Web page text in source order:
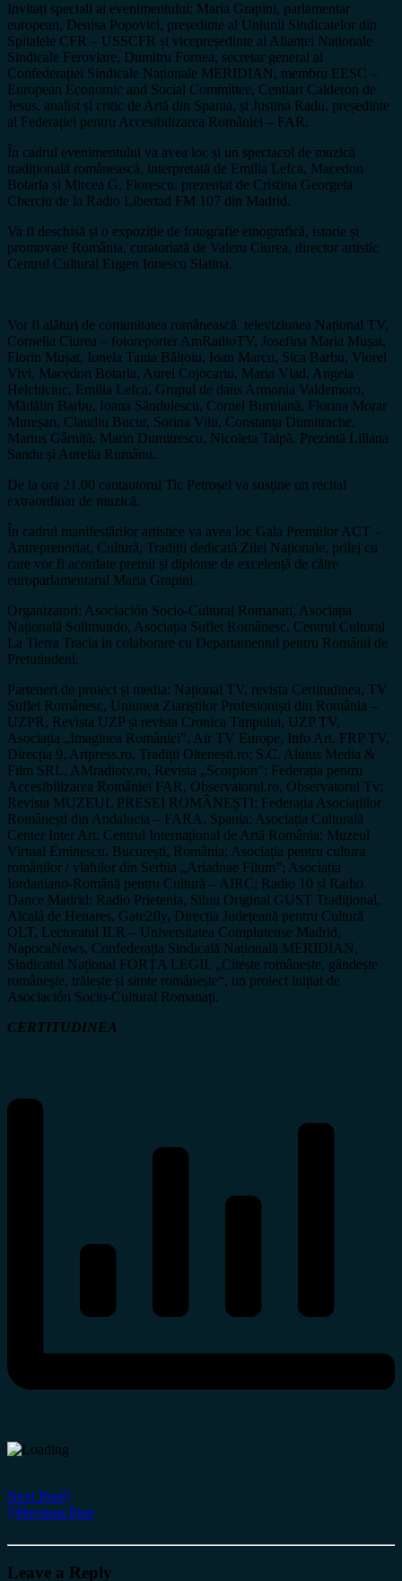
Invitați speciali ai evenimentului: Maria Grapini, parlamentar
european, Denisa Popovici, președinte al Uniunii Sindicatelor din
Spitalele CFR – USSCFR și vicepreședinte al Alianței Naționale
Sindicale Feroviare, Dumitru Fornea, secretar general al
Confederației Sindicale Naționale MERIDIAN, membru EESC –
European Economic and Social Committee, Centiart Calderon de
Jesus, analist și critic de Artă din Spania, și Justina Radu, președinte
al Federației pentru Accesibilizarea României – FAR.
În cadrul evenimentului va avea loc și un spectacol de muzică
tradițională românească, interpretată de Emilia Lefca, Macedon
Botarla și Mircea G. Florescu. prezentat de Cristina Georgeta
Cherciu de la Radio Libertad FM 107 din Madrid.
Va fi deschisă și o expoziție de fotografie etnografică, istorie și
promovare România, curatoriată de Valeru Ciurea, director artistic
Centrul Cultural Eugen Ionescu Slatina.
Vor fi alături de comunitatea românească televiziunea Național TV,
Cornelia Ciurea – fotoreporter AmRadioTV, Josefina Maria Mușat,
Florin Mușat, Ionela Tania Bălțoiu, Ioan Marcu, Sica Barbu, Viorel
Vivi, Macedon Botarla, Aurel Cojocariu, Maria Vlad, Angela
Helchiciuc, Emilia Lefca, Grupul de dans Armonia Valdemoro,
Mădălin Barbu, Ioana Săndulescu, Cornel Buruiană, Florina Morar
Mureșan, Claudiu Bucur, Sorina Viiu, Constanța Dumitrache,
Marius Gârniță, Marin Dumitrescu, Nicoleta Talpă. Prezintă Liliana
Sandu și Aurelia Rumânu.
De la ora 21.00 cantautorul Tic Petroșel va susține un recital
extraordinar de muzică.
În cadrul manifestărilor artistice va avea loc Gala Premiilor ACT –
Antreprenoriat, Cultură, Tradiții dedicată Zilei Naționale, prilej cu
care vor fi acordate premii și diplome de excelență de către
europarlamentarul Maria Grapini.
Organizatori: Asociación Socio-Cultural Romanati, Asociația
Națională Solimundo, Asociația Suflet Românesc, Centrul Cultural
La Tierra Tracia in colaborare cu Departamentul pentru Românii de
Pretutindeni.
Parteneri de proiect și media: Național TV, revista Certitudinea, TV
Suflet Românesc, Uniunea Ziariștilor Profesioniști din România –
UZPR, Revista UZP și revista Cronica Timpului, UZP TV,
Asociația „Imaginea României”, Air TV Europe, Info Art, FRP TV,
Direcția 9, Artpress.ro, Tradiții Oltenești.ro; S.C. Alutus Media &
Film SRL, AMradiotv.ro, Revista „Scorpion”; Federația pentru
Accesibilizarea României FAR, Observatorul.ro, Observatorul Tv;
Revista MUZEUL PRESEI ROMÂNEȘTI; Federația Asociațiilor
Românești din Andalucia – FARA, Spania; Asociația Culturală
Center Inter Art. Centrul Internațional de Artă România; Muzeul
Virtual Eminescu, București, România; Asociația pentru cultura
românilor / vlahilor din Serbia „Ariadnae Filum”; Asociația
Iordaniano-Română pentru Cultură – AIRC; Radio 10 și Radio
Dance Madrid; Radio Prietenia, Sibiu Original GUST Tradițional,
Alcalá de Henares, Gate2fly, Direcția Județeană pentru Cultură
OLT, Lectoratul ILR – Universitatea Complutense Madrid,
NapocaNews, Confederația Sindicală Națională MERIDIAN,
Sindicatul Național FORȚA LEGII. „Citește românește, gândește
românește, trăiește și simte românește“, un proiect inițiat de
Asociación Socio-Cultural Romanați.
CERTITUDINEA
Next Post
Previous Post
Leave a Reply